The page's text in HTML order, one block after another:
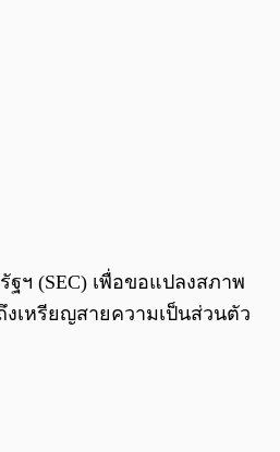
0:00
ฯ (SEC) เพื่อขอแปลงสภาพ
งเหรียญสายความเป็นส่วนตัว